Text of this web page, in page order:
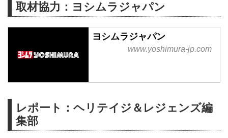
取材協力：ヨシムラジャパン
ヨシムラジャパン
www.yoshimura-jp.com
レポート：ヘリテイジ＆レジェンズ編
集部